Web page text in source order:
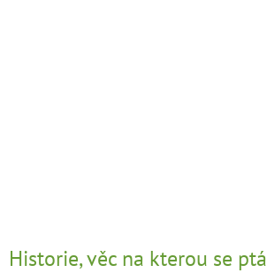
Historie, věc na kterou se